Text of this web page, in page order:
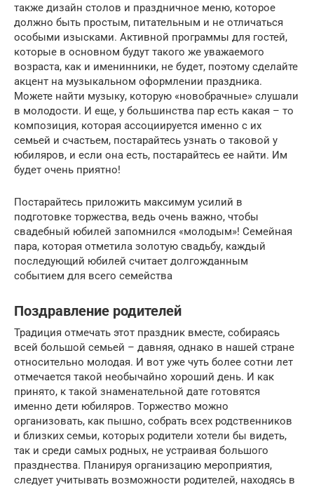
также дизайн столов и праздничное меню, которое
должно быть простым, питательным и не отличаться
особыми изысками. Активной программы для гостей,
которые в основном будут такого же уважаемого
возраста, как и именинники, не будет, поэтому сделайте
акцент на музыкальном оформлении праздника.
Можете найти музыку, которую «новобрачные» слушали
в молодости. И еще, у большинства пар есть какая – то
композиция, которая ассоциируется именно с их
семьей и счастьем, постарайтесь узнать о таковой у
юбиляров, и если она есть, постарайтесь ее найти. Им
будет очень приятно!
Постарайтесь приложить максимум усилий в
подготовке торжества, ведь очень важно, чтобы
свадебный юбилей запомнился «молодым»! Семейная
пара, которая отметила золотую свадьбу, каждый
последующий юбилей считает долгожданным
событием для всего семейства
Поздравление родителей
Традиция отмечать этот праздник вместе, собираясь
всей большой семьей – давняя, однако в нашей стране
относительно молодая. И вот уже чуть более сотни лет
отмечается такой необычайно хороший день. И как
принято, к такой знаменательной дате готовятся
именно дети юбиляров. Торжество можно
организовать, как пышно, собрать всех родственников
и близких семьи, которых родители хотели бы видеть,
так и среди самых родных, не устраивая большого
празднества. Планируя организацию мероприятия,
следует учитывать возможности родителей, находясь в